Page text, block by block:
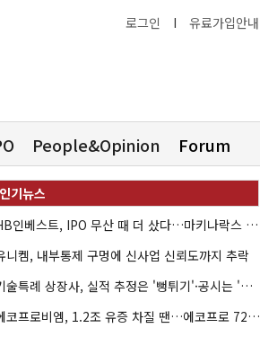
로그인 I 유료가입안내
People&Opinion Forum
HB인베스트, IPO 무산 때 더 샀다…마키나락스 투자 2.7배 회수
니켐, 내부통제 구멍에 신사업 신뢰도까지 추락
기술특례 상장사, 실적 추정은 '뻥튀기'·공시는 '누락'
에코프로비엠, 1.2조 유증 차질 땐…에코프로 7270억 '독박'